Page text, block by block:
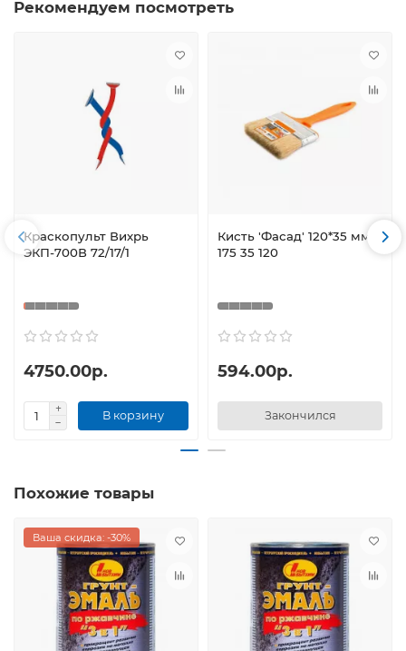
Рекомендуем посмотреть
Краскопульт Вихрь
ЭКП-700В 72/17/1
4750.00р.
В корзину
Кисть 'Фасад' 120*35 мм
175 35 120
594.00р.
Закончился
Похожие товары
Ваша скидка: -30%